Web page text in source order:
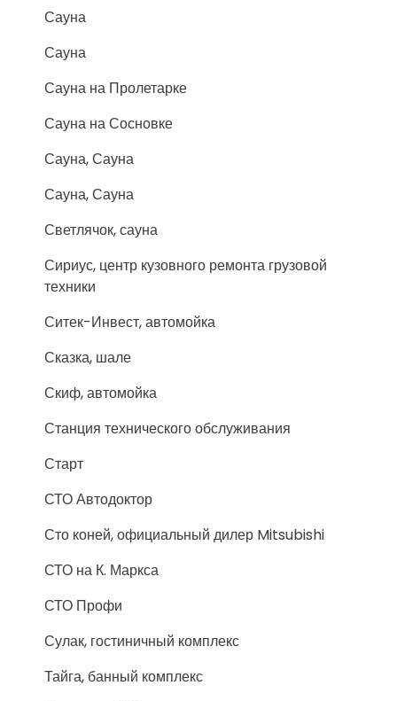
Сауна
Сауна
Сауна на Пролетарке
Сауна на Сосновке
Сауна, Сауна
Сауна, Сауна
Светлячок, сауна
Сириус, центр кузовного ремонта грузовой
техники
Ситек-Инвест, автомойка
Сказка, шале
Скиф, автомойка
Станция технического обслуживания
Старт
СТО Автодоктор
Сто коней, официальный дилер Mitsubishi
СТО на К. Маркса
СТО Профи
Сулак, гостиничный комплекс
Тайга, банный комплекс